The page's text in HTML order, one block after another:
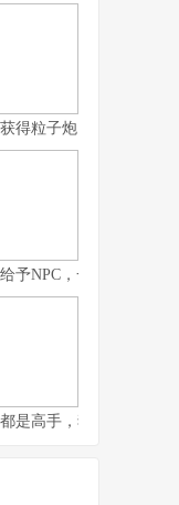
标题，那些让射手颤抖
得粒子炮，火力升级的
程，副标题，探索代码
予NPC，一场虚拟与情
是高手，独狼起舞的生